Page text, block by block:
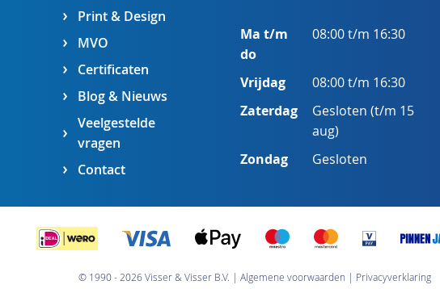
Print & Design
MVO
Certificaten
Blog & Nieuws
Veelgestelde
vragen
Contact
Ma t/m
do
08:00 t/m 16:30
Vrijdag 08:00 t/m 16:30
Zaterdag
Gesloten (t/m 15
aug)
Zondag Gesloten
© 1990 - 2026 Visser & Visser B.V. Algemene voorwaarden Privacyverklaring